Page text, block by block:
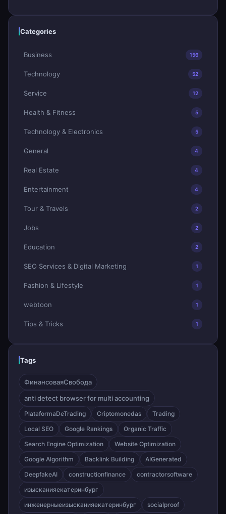
Categories
Business 156
Technology 52
Service 12
Health & Fitness 5
Technology & Electronics 5
General 4
Real Estate 4
Entertainment 4
Tour & Travels 2
Jobs 2
Education 2
SEO Services & Digital Marketing 1
Fashion & Lifestyle 1
webtoon 1
Tips & Tricks 1
Tags
ФинансоваяСвобода
anti detect browser for multi accounting
PlataformaDeTrading Criptomonedas
Trading
Local SEO
Google Rankings
Organic Traffic
Search Engine Optimization
Website Optimization
Google Algorithm
Backlink Building
AIGenerated
DeepfakeAI
constructionfinance
contractorsoftware
изысканияекатеринбург
инженерныеизысканияекатеринбург
socialproof